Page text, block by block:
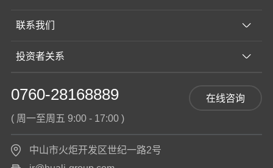
联系我们
投资者关系
0760-28168889
( 周一至周五 9:00 - 17:00 )
在线咨询
中山市火炬开发区世纪一路2号